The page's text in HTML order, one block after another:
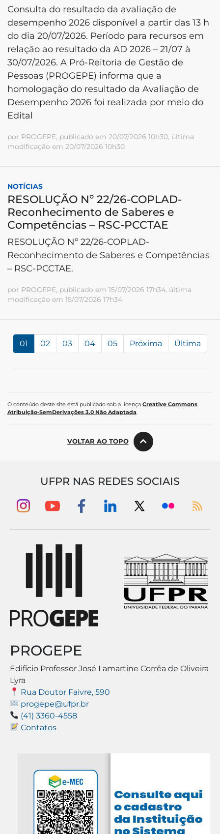
Consulta do resultado da avaliação de
desempenho 2026 disponível a partir das 13 h
do dia 20/07/2026. Período para recursos em
relação ao resultado da AD 2026 – 21/07 à
30/07/2026. A Pró-Reitoria de Gestão de
Pessoas (PROGEPE) informa que a
homologação do resultado da Avaliação de
Desempenho 2026 foi realizada por meio do
Edital
por PROGEPE, publicado em 20/07/2026 10h30, última
modificação em 20/07/2026 10h30
NOTÍCIAS
RESOLUÇÃO Nº 22/26-COPLAD-
Reconhecimento de Saberes e
Competências – RSC-PCCTAE
RESOLUÇÃO Nº 22/26-COPLAD-
Reconhecimento de Saberes e Competências
– RSC-PCCTAE.
por PROGEPE, publicado em 15/07/2026 17h34, última
modificação em 15/07/2026 17h34
01 02 03 04 05 Próxima Última
O conteúdo deste site está publicado sob a licença Creative Commons
Atribuição-SemDerivações 3.0 Não Adaptada.
VOLTAR AO TOPO
UFPR NAS REDES SOCIAIS
PROGEPE
Edifício Professor José Lamartine Corrêa de Oliveira
Lyra
Rua Doutor Faivre, 590
progepe@ufpr.br
(41) 3360-4558
Contatos